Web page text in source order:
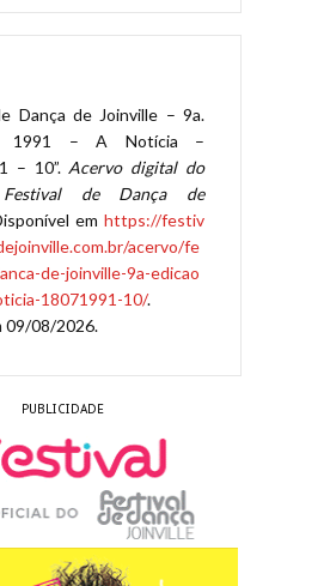
Dança de Joinville – 9a.
1991 – A Notícia –
– 10”. Acervo digital do
de Dança de
em https://festiv
acervo/fe
de-joinville-9a-edicao
18071991-10/.
09/08/2026.
PUBLICIDADE